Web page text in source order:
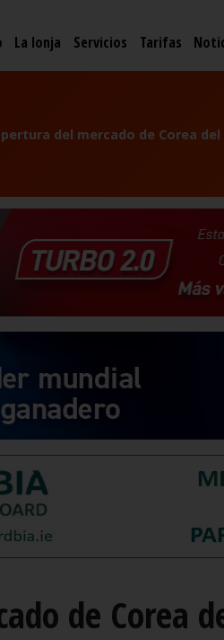
La lonja Servicios Tarifas
del mercado de Corea del
de Corea